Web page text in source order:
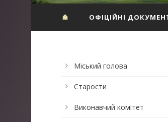
ОФІЦІЙНІ
Міський голова
Старости
Виконавчий комітет